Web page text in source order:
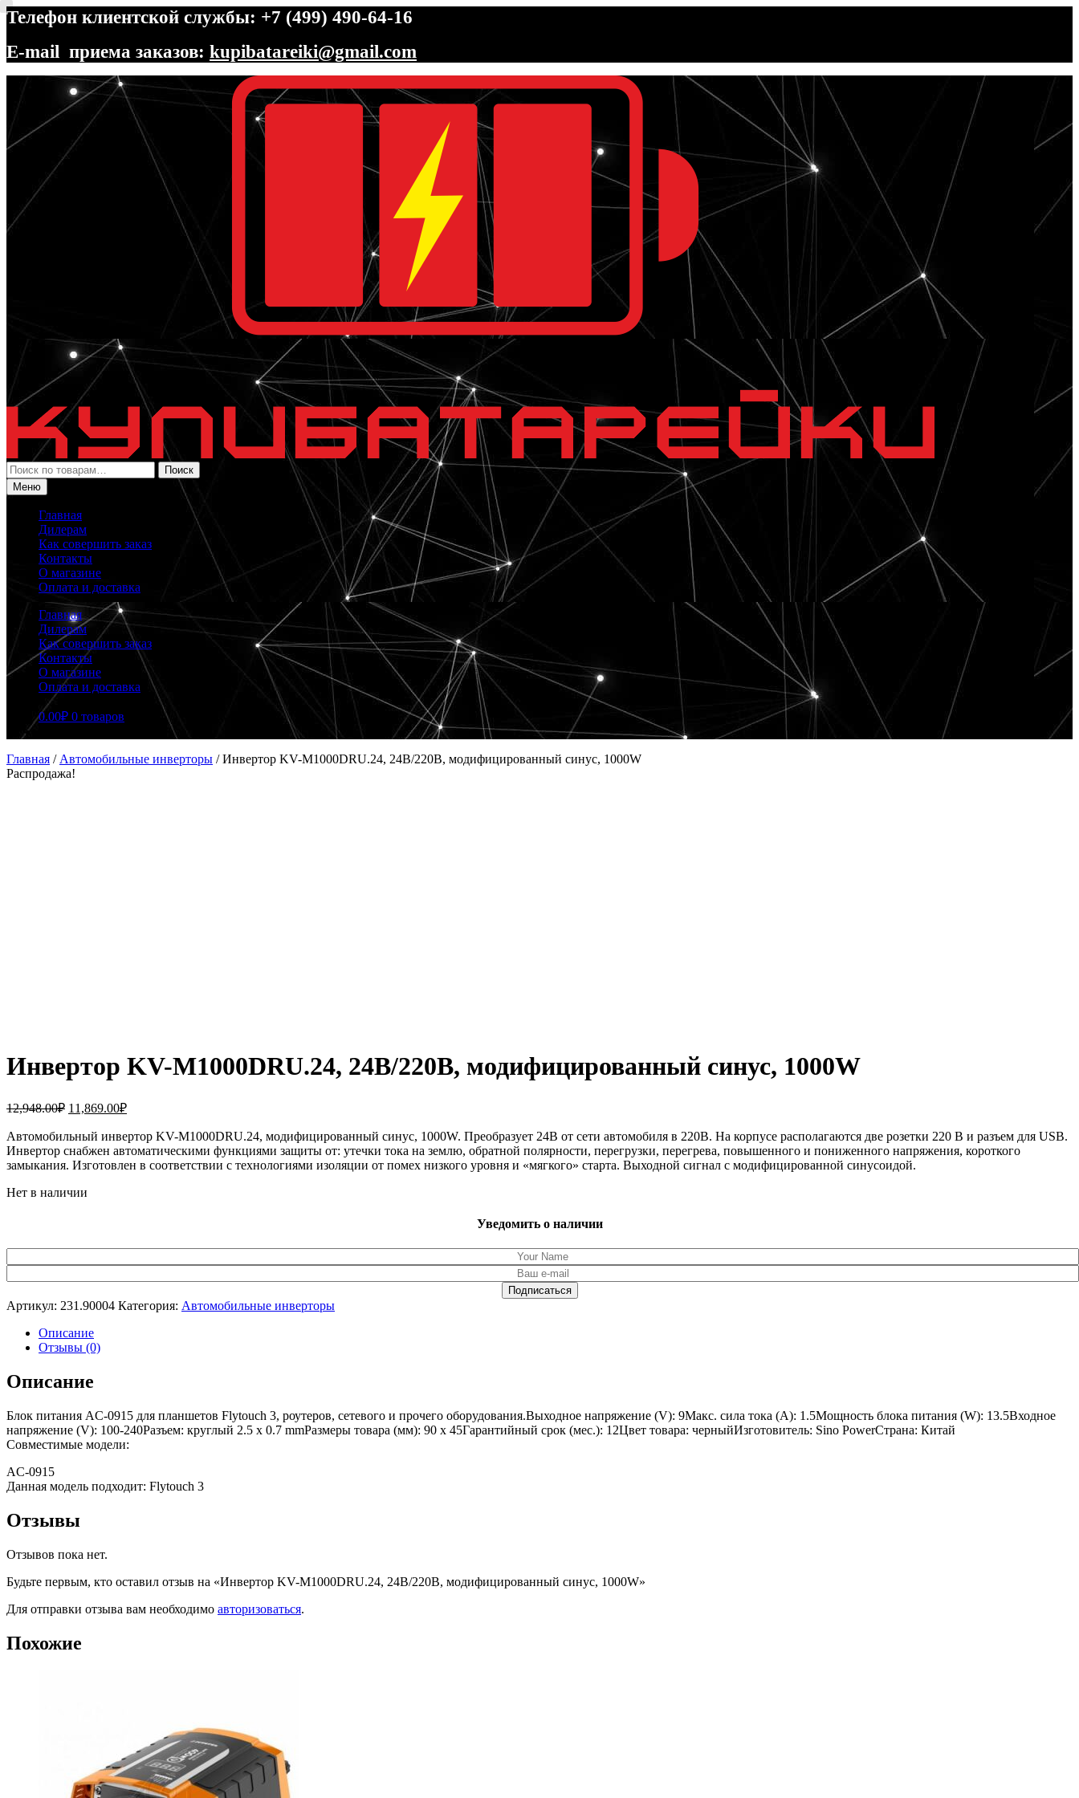
Телефон клиентской службы: +7 (499) 490-64-16
E-mail приема заказов: kupibatareiki@gmail.com
Перейти
навигации
Перейти
содержимому
Искать:
Поиск
Меню
Главная
Дилерам
Как совершить заказ
Контакты
О магазине
Оплата и доставка
Главная
Дилерам
Как совершить заказ
Контакты
О магазине
Оплата и доставка
0.00₽ 0 товаров
Главная / Автомобильные инверторы /Инвертор KV-M1000DRU.24, 24В/220В, модифицированный синус, 1000W
Распродажа!
Инвертор KV-M1000DRU.24, 24В/220В, модифицированный синус, 1000W
12,948.00₽ Первоначальная
составляла
12,948.00₽.
11,869.00₽Текущая
11,869.00₽.
Автомобильный инвертор KV-M1000DRU.24, модифицированный синус, 1000W. Преобразует 24В от сети автомобиля в 220В. На корпусе располагаются две розетки 220 В и разъем для USB.
Инвертор снабжен автоматическими функциями защиты от: утечки тока на землю, обратной полярности, перегрузки, перегрева, повышенного и пониженного напряжения, короткого
замыкания. Изготовлен в соответствии с технологиями изоляции от помех низкого уровня и «мягкого» старта. Выходной сигнал с модифицированной синусоидой.
Нет в наличии
Уведомить о наличии
Артикул: 231.90004 Категория: Автомобильные инверторы
Описание
Отзывы (0)
Описание
Блок питания AC-0915 для планшетов Flytouch 3, роутеров, сетевого и прочего оборудования.Выходное напряжение (V): 9Макс. сила тока (A): 1.5Мощность блока питания (W): 13.5Входное
напряжение (V): 100-240Разъем: круглый 2.5 x 0.7 mmРазмеры товара (мм): 90 x 45Гарантийный срок (мес.): 12Цвет товара: черныйИзготовитель: Sino PowerСтрана: Китай
Совместимые модели:
AC-0915
Данная модель подходит: Flytouch 3
Отзывы
Отзывов пока нет.
Будьте первым, кто оставил отзыв на «Инвертор KV-M1000DRU.24, 24В/220В, модифицированный синус, 1000W»
Для отправки отзыва вам необходимо авторизоваться.
Похожие